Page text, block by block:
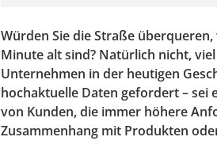
Würden Sie die Straße
Minute alt sind? Natürlich nicht,
Unternehmen in der heutigen
hochaktuelle Daten gefordert –
von Kunden, die immer höhere
Zusammenhang mit Produkten